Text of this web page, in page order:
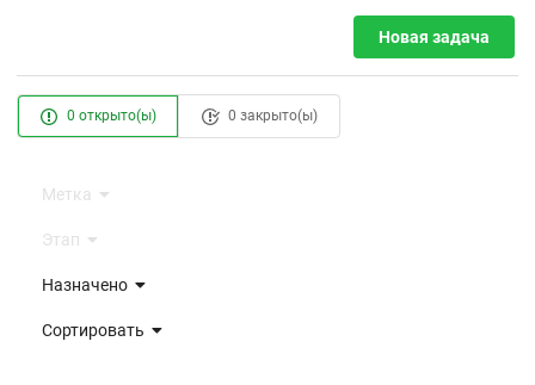
Новая задача
0 открыто(ы) 0 закрыто(ы)
Метка
Этап
Назначено
Сортировать